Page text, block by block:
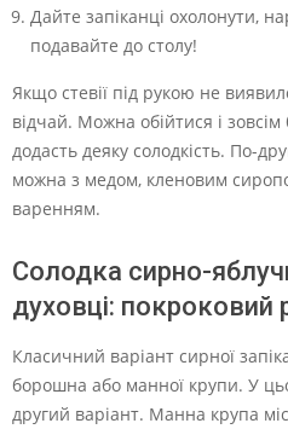
Дайте запіканці охолонути,
подавайте до столу!
Якщо стевії під рукою не
відчай. Можна обійтися і
додасть деяку солодкість. По-
можна з медом, кленовим
варенням.
Солодка сирно-
духовці: покроковий
Класичний варіант сирної
борошна або манної крупи. У
другий варіант. Манна крупа